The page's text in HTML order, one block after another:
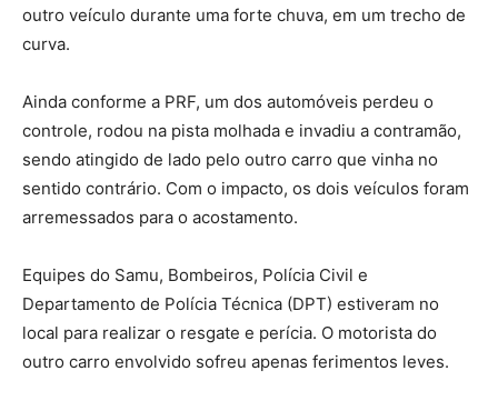
outro veículo durante uma forte chuva, em um trecho de
curva.
Ainda conforme a PRF, um dos automóveis perdeu o
controle, rodou na pista molhada e invadiu a contramão,
sendo atingido de lado pelo outro carro que vinha no
sentido contrário. Com o impacto, os dois veículos foram
arremessados para o acostamento.
Equipes do Samu, Bombeiros, Polícia Civil e
Departamento de Polícia Técnica (DPT) estiveram no
local para realizar o resgate e perícia. O motorista do
outro carro envolvido sofreu apenas ferimentos leves.